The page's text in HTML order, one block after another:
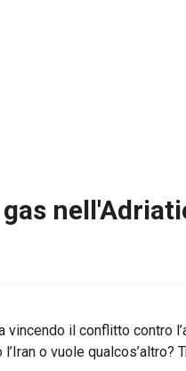
vincendo il conflitto
o vuole